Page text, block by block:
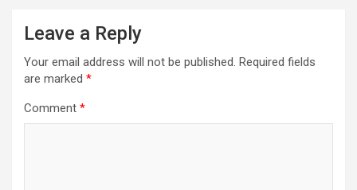
Leave a Reply
Your email address will not be published. Required fields
are marked *
Comment *